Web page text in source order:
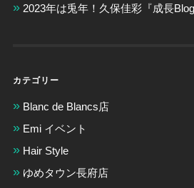
2023年は兎年！久保佳彩『成長
カテゴリー
Blanc de Blancs店
Emi イベント
Hair Style
ゆめタウン長府店